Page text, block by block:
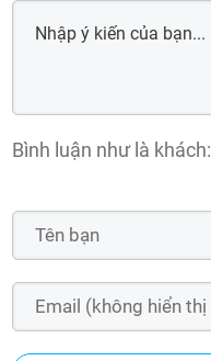
Bình luận như là khách: